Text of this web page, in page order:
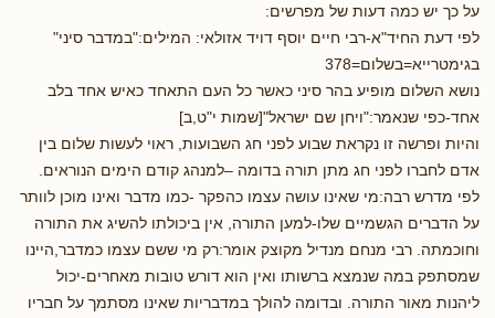
על כך יש כמה דעות של מפרשים:
לפי דעת החיד"א-רבי חיים יוסף דויד אזולאי: המילים:"במדבר סיני"
בגימטרייא=בשלום=378
נושא השלום מופיע בהר סיני כאשר כל העם התאחד כאיש אחד בלב
אחד-כפי שנאמר:"ויחן שם ישראל"[שמות י"ט,ב]
והיות ופרשה זו נקראת שבוע לפני חג השבועות, ראוי לעשות שלום בין
אדם לחברו לפני חג מתן תורה בדומה –למנהג קודם הימים הנוראים.
לפי מדרש רבה:מי שאינו עושה עצמו כהפקר -כמו מדבר ואינו מוכן לוותר
על הדברים הגשמיים שלו-למען התורה, אין ביכולתו להשיג את התורה
וחוכמתה. רבי מנחם מנדיל מקוצק אומר:רק מי ששם עצמו כמדבר,היינו
שמסתפק במה שנמצא ברשותו ואין הוא דורש טובות מאחרים-יכול
ליהנות מאור התורה. ובדומה להולך במדבריות שאינו מסתמך על חבריו